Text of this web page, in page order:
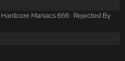
Hardcore Maniacs 666 · Rejected By